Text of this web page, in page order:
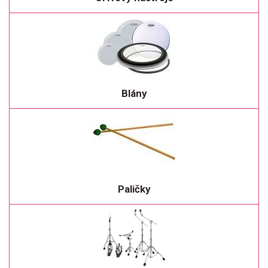
Blány
Paličky